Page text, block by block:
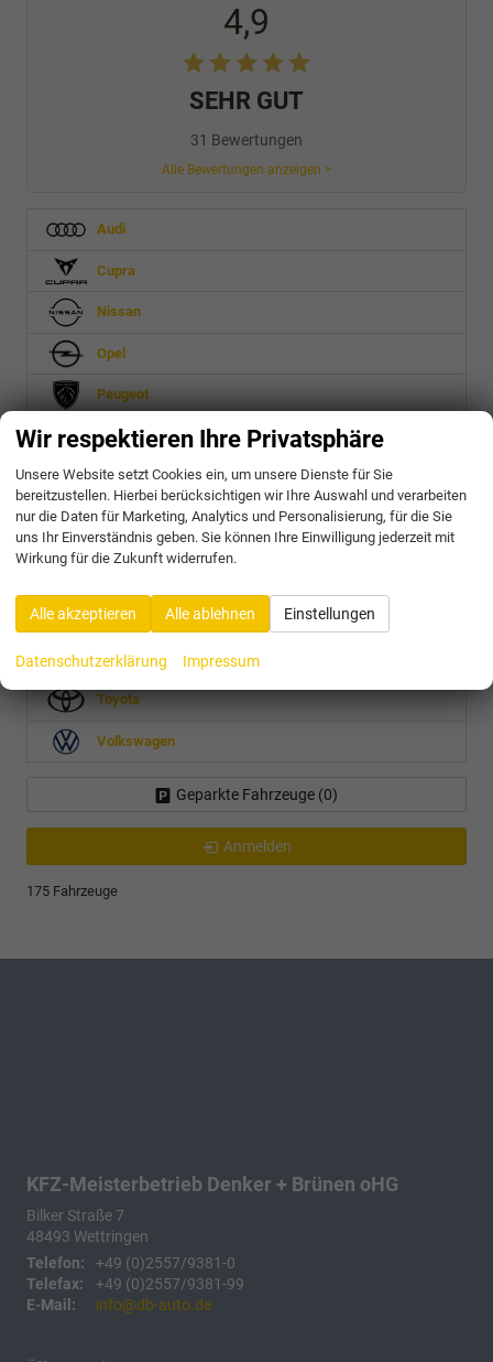
4,9
SEHR GUT
31 Bewertungen
Alle Bewertungen anzeigen >
Audi
Cupra
Nissan
Opel
Peugeot
Seat
Skoda
Kamiq
Superb Combi
Toyota
Volkswagen
Geparkte Fahrzeuge (0)
Anmelden
175 Fahrzeuge
KFZ-Meisterbetrieb Denker + Brünen oHG
Bilker Straße 7
48493 Wettringen
Telefon:
+49 (0)2557/9381-0
Telefax:
+49 (0)2557/9381-99
E-Mail:
info@db-auto.de
Wir respektieren Ihre Privatsphäre
Unsere Website setzt Cookies ein, um unsere Dienste für Sie
bereitzustellen. Hierbei berücksichtigen wir Ihre Auswahl und verarbeiten
nur die Daten für Marketing, Analytics und Personalisierung, für die Sie
uns Ihr Einverständnis geben. Sie können Ihre Einwilligung jederzeit mit
Wirkung für die Zukunft widerrufen.
Alle akzeptieren Alle ablehnen Einstellungen
Datenschutzerklärung Impressum